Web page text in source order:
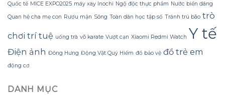
Quốc tế MICE EXPO2025 máy xay Inochi Ngộ độc thực phẩm Nước biển dâng
Quan hệ cha mẹ con Rượu mận Sông Toàn dân học tập số Tránh trú bão trò
chơi trí tuệ uống trà võ karate Vượt cạn Xiaomi Redmi Watch Y tế
Điện ảnh Đông Hưng Động Vật Quý Hiếm đồ bảo vệ đồ trẻ em
động cơ
DANH MỤC